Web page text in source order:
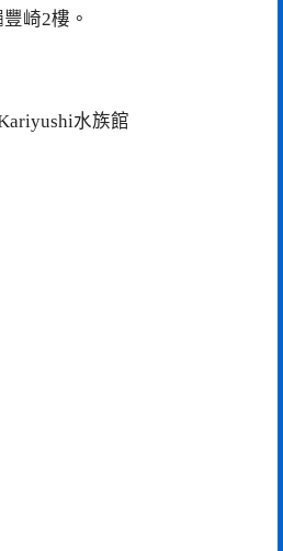
崎2樓。
水族館